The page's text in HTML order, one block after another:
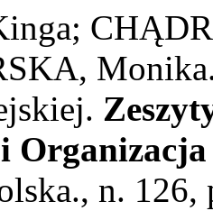
Monika.
n.